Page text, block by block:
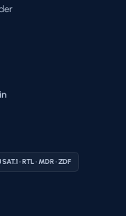
SAT.1 · RTL · MDR · ZDF